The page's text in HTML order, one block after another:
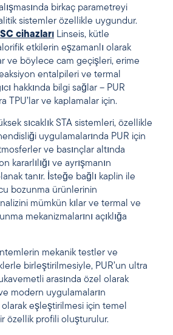
birkaç parametreyi
sistemler özellikle uygundur.
cihazları Linseis, kütle
etkilerin eşzamanlı olarak
ve böylece cam geçişleri, erime
entalpileri ve termal
hakkında bilgi sağlar – PUR
TPU’lar ve kaplamalar için.
sıcaklık STA sistemleri, özellikle
uygulamalarında PUR için
ve basınçlar altında
kararlılığı ve ayrışmanın
tanır. İsteğe bağlı kaplin ile
bozunma ürünlerinin
mümkün kılar ve termal ve
mekanizmalarını açıklığa
mekanik testler ve
birleştirilmesiyle, PUR’un ultra
arasında özel olarak
modern uygulamaların
eşleştirilmesi için temel
özellik profili oluşturulur.